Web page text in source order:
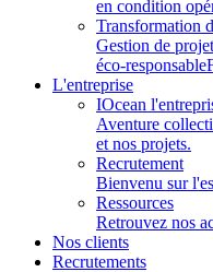
en condition
Transformation
Gestion de projet
éco-responsable
L'entreprise
IOcean
Aventure
et nos projets.
Recrutement
Bienvenu sur
Ressources
Retrouvez nos
Nos clients
Recrutements